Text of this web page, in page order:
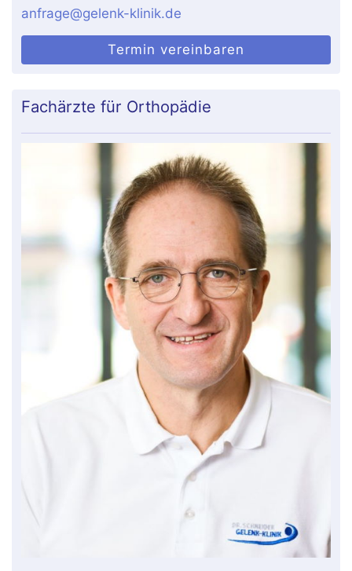
anfrage@gelenk-klinik.de
Termin vereinbaren
Fachärzte für Orthopädie